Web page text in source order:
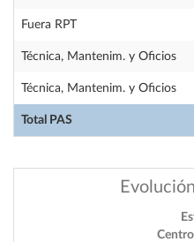
Fuera RPT
Técnica, Mantenim. y Oficios
Técnica, Mantenim. y Oficios
Total PAS